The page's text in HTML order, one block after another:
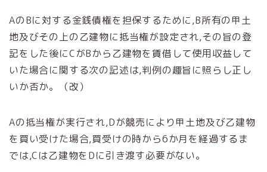
AのBに対する金銭債権を担保するために,B所有の甲土
地及びその上の乙建物に抵当権が設定され,その旨の登
記をした後にCがBから乙建物を賃借して使用収益して
いた場合に関する次の記述は,判例の趣旨に照らし正し
いか否か。（改）
Aの抵当権が実行され,Dが競売により甲土地及び乙建物
を買い受けた場合,買受けの時から6か月を経過するま
では,Cは乙建物をDに引き渡す必要がない。